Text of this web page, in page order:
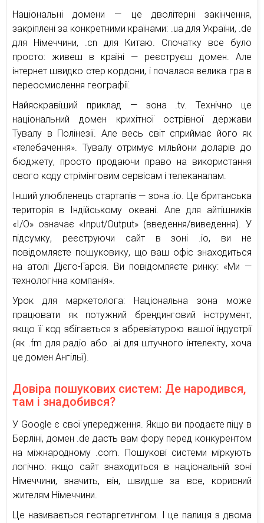
Національні домени — це дволітерні закінчення,
закріплені за конкретними країнами: .ua для України, .de
для Німеччини, .cn для Китаю. Спочатку все було
просто: живеш в країні — реєструєш домен. Але
інтернет швидко стер кордони, і почалася велика гра в
переосмислення географії.
Найяскравіший приклад — зона .tv. Технічно це
національний домен крихітної острівної держави
Тувалу в Полінезії. Але весь світ сприймає його як
«телебачення». Тувалу отримує мільйони доларів до
бюджету, просто продаючи право на використання
свого коду стрімінговим сервісам і телеканалам.
Інший улюбленець стартапів — зона .io. Це британська
територія в Індійському океані. Але для айтішників
«I/O» означає «Input/Output» (введення/виведення). У
підсумку, реєструючи сайт в зоні .io, ви не
повідомляєте пошуковику, що ваш офіс знаходиться
на атолі Дієго-Гарсія. Ви повідомляєте ринку: «Ми —
технологічна компанія».
Урок для маркетолога: Національна зона може
працювати як потужний брендинговий інструмент,
якщо її код збігається з абревіатурою вашої індустрії
(як .fm для радіо або .ai для штучного інтелекту, хоча
це домен Ангільї).
Довіра пошукових систем: Де народився,
там і знадобився?
У Google є свої упередження. Якщо ви продаєте піцу в
Берліні, домен .de дасть вам фору перед конкурентом
на міжнародному .com. Пошукові системи міркують
логічно: якщо сайт знаходиться в національній зоні
Німеччини, значить, він, швидше за все, корисний
жителям Німеччини.
Це називається геотаргетингом. І це палиця з двома